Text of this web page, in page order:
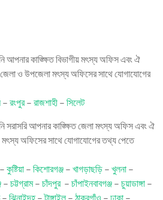
আপনার কাঙ্ক্ষিত বিভাগীয় মৎস্য অফিস এবং ঐ
ও উপজেলা মৎস্য অফিসের সাথে যোগাযোগের
–রংপুর–রাজশাহী –সিলেট
সরাসরি আপনার কাঙ্ক্ষিত জেলা মৎস্য অফিস এবং ঐ
অফিসের সাথে যোগাযোগের তথ্য পেতে
কুষ্টিয়া –কিশোরগঞ্জ –খাগড়াছড়ি –খুলনা –
–চট্টগ্রাম–চাঁদপুর–চাঁপাইনবাবগঞ্জ –চুয়াডাঙ্গা –
–ঝিনাইদহ–টাঙ্গাইল–ঠাকুরগাঁও –ঢাকা –